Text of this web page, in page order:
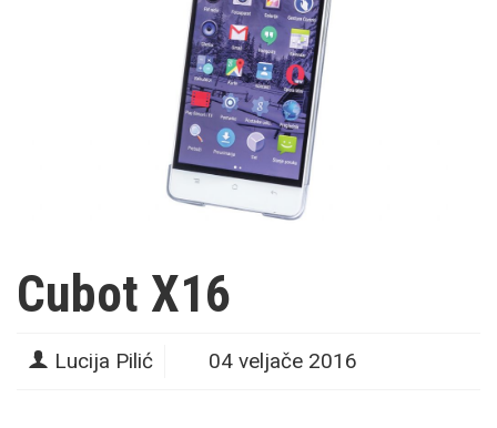
Cubot X16
Lucija Pilić 04 veljače 2016